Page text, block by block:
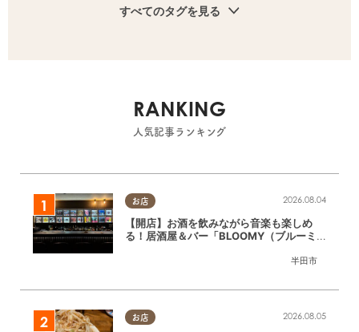
すべてのタグを見る
RANKING
人気記事ランキング
お店
半田市
2026.08.04
【開店】お酒を飲みながら音楽も楽しめ
る！居酒屋＆バー「BLOOMY（ブルーミ
お店 2026.08.05